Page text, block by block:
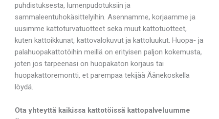
puhdistuksesta, lumenpudotuksiin ja
sammaleentuhokäsittelyihin. Asennamme, korjaamme ja
uusimme kattoturvatuotteet sekä muut kattotuotteet,
kuten kattoikkunat, kattovalokuvut ja kattoluukut. Huopa- ja
palahuopakattotöihin meillä on erityisen paljon kokemusta,
joten jos tarpeenasi on huopakaton korjaus tai
huopakattoremontti, et parempaa tekijää Äänekoskella
löydä.
Ota yhteyttä kaikissa kattotöissä kattopalveluumme